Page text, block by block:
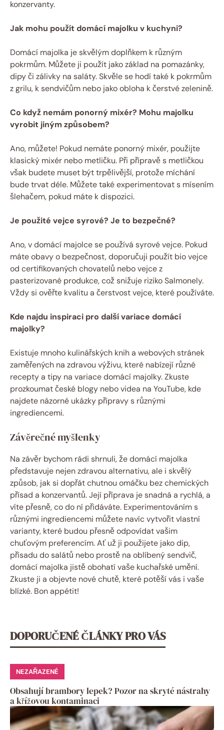
konzervanty.
Jak mohu použít domácí majolku v kuchyni?
Domácí majolka je skvělým doplňkem k různým
pokrmům. Můžete ji použít jako základ na pomazánky,
dipy či zálivky na saláty. Skvěle se hodí také k pokrmům
z grilu, k sendvičům nebo jako obloha k čerstvé zelenině.
Co když nemám ponorný mixér? Mohu majolku
vyrobit jiným způsobem?
Ano, můžete! Pokud nemáte ponorný mixér, použijte
klasický mixér nebo metličku. Při přípravě s metličkou
však budete muset být trpělivější, protože míchání
bude trvat déle. Můžete také experimentovat s mísením
šlehačem, pokud máte k dispozici.
Je použité vejce syrové? Je to bezpečné?
Ano, v domácí majolce se používá syrové vejce. Pokud
máte obavy o bezpečnost, doporučuji použít bio vejce
od certifikovaných chovatelů nebo vejce z
pasterizované produkce, což snižuje riziko Salmonely.
Vždy si ověřte kvalitu a čerstvost vejce, které používáte.
Kde najdu inspiraci pro další variace domácí
majolky?
Existuje mnoho kulinářských knih a webových stránek
zaměřených na zdravou výživu, které nabízejí různé
recepty a tipy na variace domácí majolky. Zkuste
prozkoumat české blogy nebo videa na YouTube, kde
najdete názorné ukázky přípravy s různými
ingrediencemi.
Závěrečné myšlenky
Na závěr bychom rádi shrnuli, že domácí majolka
představuje nejen zdravou alternativu, ale i skvělý
způsob, jak si dopřát chutnou omáčku bez chemických
přísad a konzervantů. Její příprava je snadná a rychlá, a
víte přesně, co do ní přidáváte. Experimentováním s
různými ingrediencemi můžete navíc vytvořit vlastní
varianty, které budou přesně odpovídat vašim
chuťovým preferencím. Ať už ji použijete jako dip,
přísadu do salátů nebo prostě na oblíbený sendvič,
domácí majolka jistě obohatí vaše kuchařské umění.
Zkuste ji a objevte nové chutě, které potěší vás i vaše
blízké. Bon appétit!
DOPORUČENÉ ČLÁNKY PRO VÁS
NEZAŘAZENÉ
Obsahují brambory lepek? Pozor na skryté nástrahy
a křížovou kontaminaci